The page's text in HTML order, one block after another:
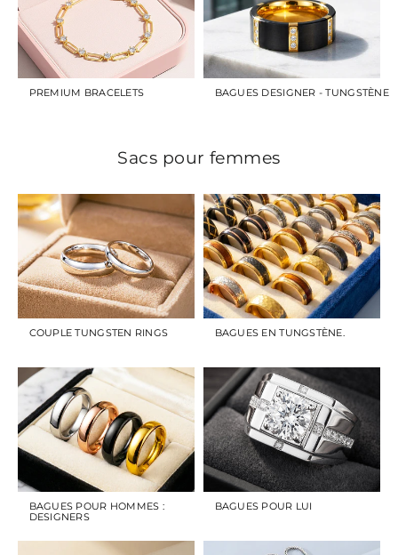
PREMIUM BRACELETS BAGUES DESIGNER - TUNGSTÈNE
Sacs pour femmes
COUPLE TUNGSTEN RINGS BAGUES EN TUNGSTÈNE.
BAGUES POUR HOMMES :
DESIGNERS
BAGUES POUR LUI